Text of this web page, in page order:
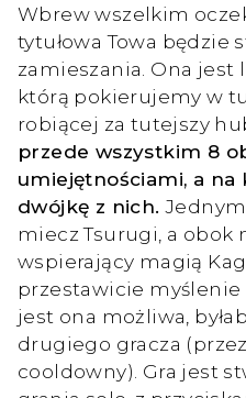
Wbrew wszelkim
tytułowa Towa będzie
zamieszania. Ona jest
którą pokierujemy w
robiącej za tutejszy
przede wszystkim 8
umiejętnościami, a
dwójkę z nich.
miecz Tsurugi, a obok
wspierający magią
przestawicie myślenie
jest ona możliwa,
drugiego gracza
cooldowny). Gra jest